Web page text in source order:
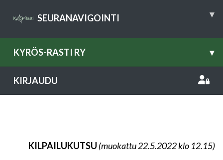
SEURANAVIGOINTI ▾
KYRÖS-RASTI RY ▾
KIRJAUDU
KILPAILUKUTSU (muokattu 22.5.2022 klo 12.15)